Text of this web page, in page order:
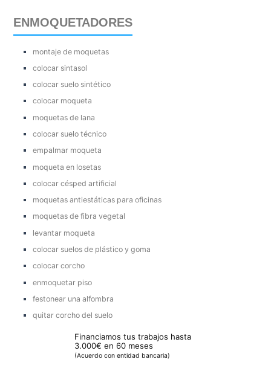
ENMOQUETADORES
montaje de moquetas
colocar sintasol
colocar suelo sintético
colocar moqueta
moquetas de lana
colocar suelo técnico
empalmar moqueta
moqueta en losetas
colocar césped artificial
moquetas antiestáticas para oficinas
moquetas de fibra vegetal
levantar moqueta
colocar suelos de plástico y goma
colocar corcho
enmoquetar piso
festonear una alfombra
quitar corcho del suelo
Financiamos tus trabajos hasta
3.000€ en 60 meses
(Acuerdo con entidad bancaria)